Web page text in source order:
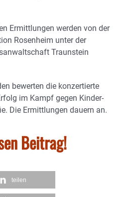
Ermittlungen werden von der
Rosenheim unter der
Traunstein
bewerten die konzertierte
im Kampf gegen Kinder-
Die Ermittlungen dauern an.
Beitrag!
teilen